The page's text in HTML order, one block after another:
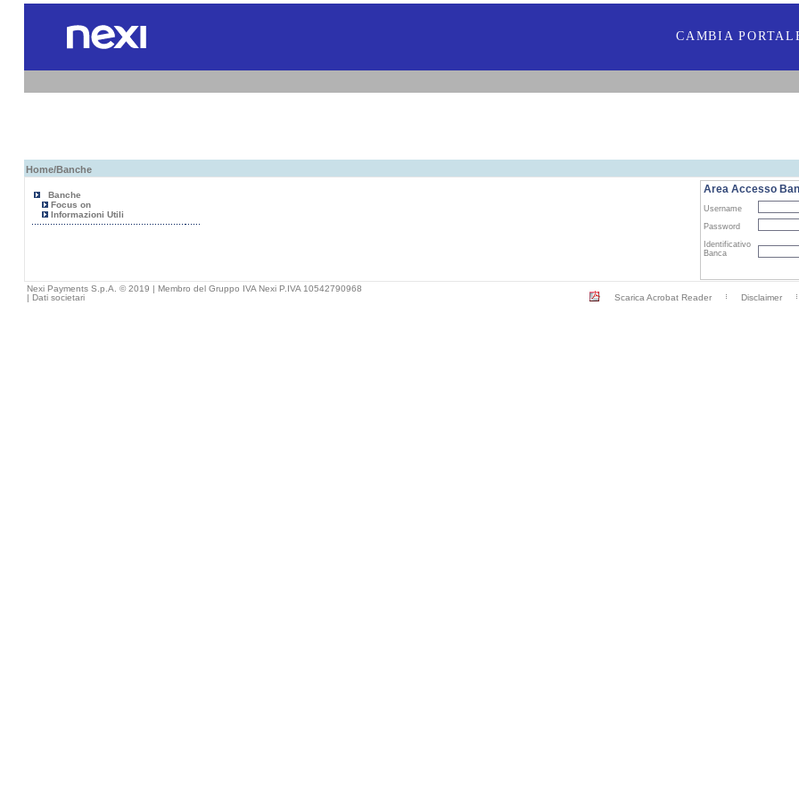
CAMBIA
Home/Banche
Banche
Focus on
Informazioni Utili
Area Accesso
Username
Password
Identificativo
Banca
Nexi Payments S.p.A. © 2019 | Membro del Gruppo IVA Nexi P.IVA 10542790968
| Dati societari Scarica Acrobat Reader Disclaimer